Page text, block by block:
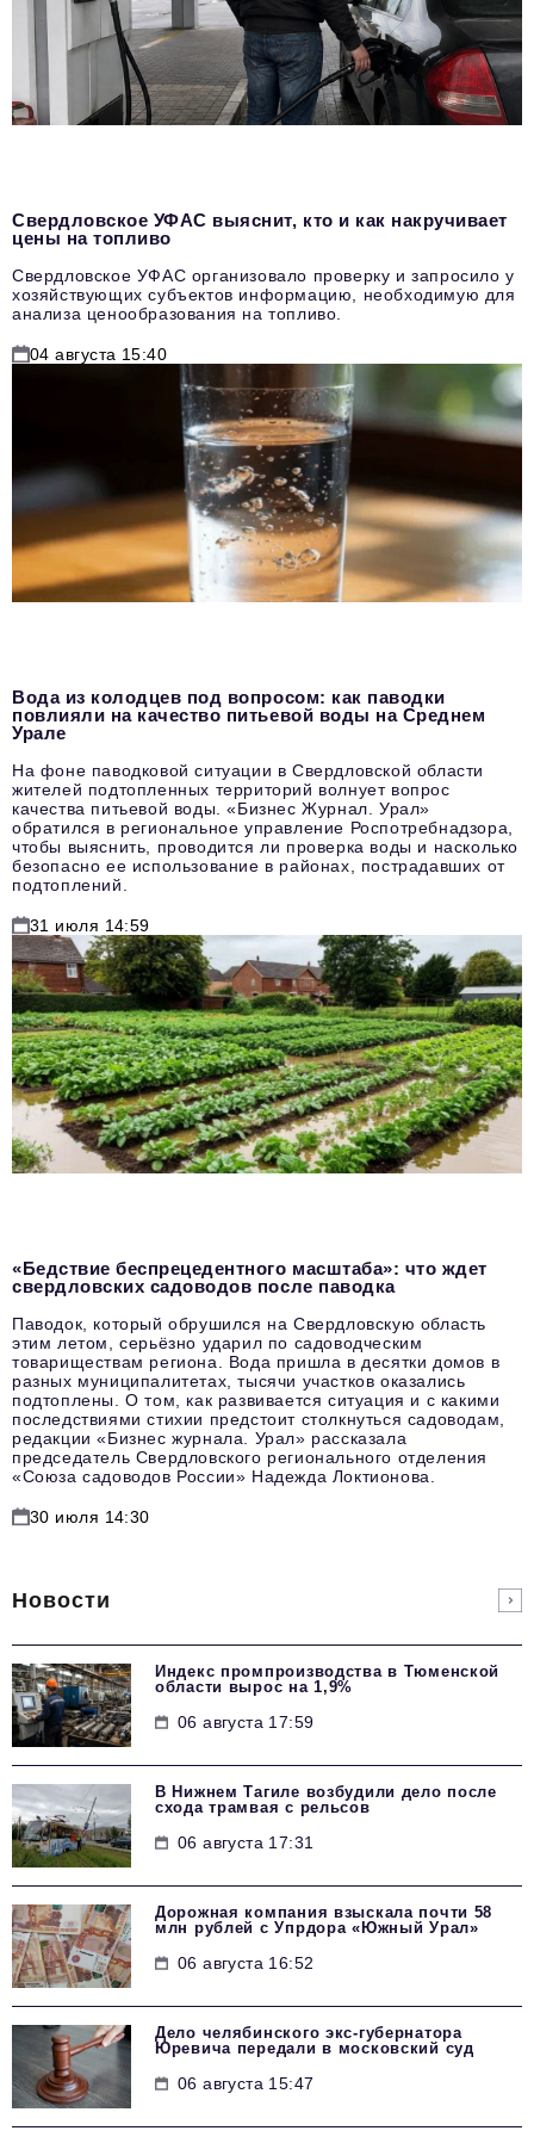
Свердловское УФАС выяснит, кто и как накручивает
цены на топливо
Свердловское УФАС организовало проверку и запросило у
хозяйствующих субъектов информацию, необходимую для
анализа ценообразования на топливо.
04 августа 15:40
Вода из колодцев под вопросом: как паводки
повлияли на качество питьевой воды на Среднем
Урале
На фоне паводковой ситуации в Свердловской области
жителей подтопленных территорий волнует вопрос
качества питьевой воды. «Бизнес Журнал. Урал»
обратился в региональное управление Роспотребнадзора,
чтобы выяснить, проводится ли проверка воды и насколько
безопасно ее использование в районах, пострадавших от
подтоплений.
31 июля 14:59
«Бедствие беспрецедентного масштаба»: что ждет
свердловских садоводов после паводка
Паводок, который обрушился на Свердловскую область
этим летом, серьёзно ударил по садоводческим
товариществам региона. Вода пришла в десятки домов в
разных муниципалитетах, тысячи участков оказались
подтоплены. О том, как развивается ситуация и с какими
последствиями стихии предстоит столкнуться садоводам,
редакции «Бизнес журнала. Урал» рассказала
председатель Свердловского регионального отделения
«Союза садоводов России» Надежда Локтионова.
30 июля 14:30
Новости
Индекс промпроизводства в Тюменской
области вырос на 1,9%
06 августа 17:59
В Нижнем Тагиле возбудили дело после
схода трамвая с рельсов
06 августа 17:31
Дорожная компания взыскала почти 58
млн рублей с Упрдора «Южный Урал»
06 августа 16:52
Дело челябинского экс-губернатора
Юревича передали в московский суд
06 августа 15:47